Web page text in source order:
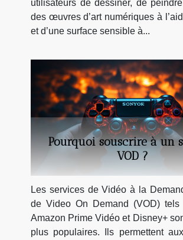
utilisateurs de dessiner, de
des œuvres d’art numériques à
et d’une surface sensible à...
Pourquoi souscrire à un
VOD ?
Les services de Vidéo à la
de Video On Demand (VOD) tels
Amazon Prime Vidéo et Disney+
plus populaires. Ils permettent